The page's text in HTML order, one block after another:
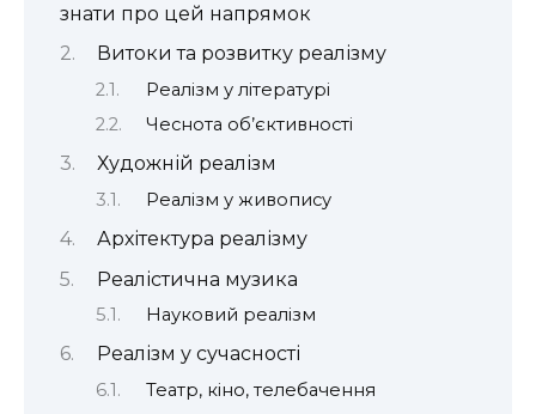
знати про цей напрямок
Витоки та розвитку реалізму
Реалізм у літературі
Чеснота об’єктивності
Художній реалізм
Реалізм у живопису
Архітектура реалізму
Реалістична музика
Науковий реалізм
Реалізм у сучасності
Театр, кіно, телебачення